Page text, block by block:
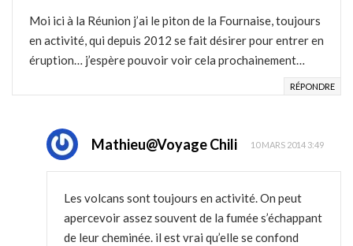
Moi ici à la Réunion j’ai le piton de la Fournaise, toujours
en activité, qui depuis 2012 se fait désirer pour entrer en
éruption… j’espère pouvoir voir cela prochainement…
RÉPONDRE
Mathieu@Voyage Chili 10 MARS 2014 3:49
Les volcans sont toujours en activité. On peut
apercevoir assez souvent de la fumée s’échappant
de leur cheminée. il est vrai qu’elle se confond